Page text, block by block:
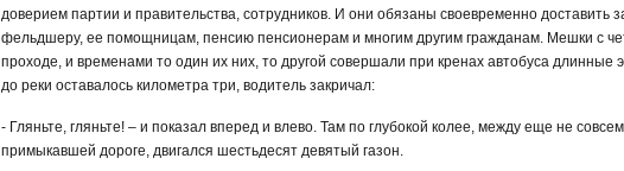
доверием партии и правительства, сотрудников. И они обязаны своевременно доставить
фельдшеру, ее помощницам, пенсию пенсионерам и многим другим гражданам. Мешки с
проходе, и временами то один их них, то другой совершали при кренах автобуса длинные
до реки оставалось километра три, водитель закричал:
- Гляньте, гляньте! – и показал вперед и влево. Там по глубокой колее, между еще не
примыкавшей дороге, двигался шестьдесят девятый газон.